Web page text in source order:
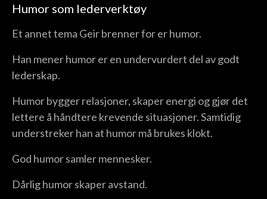
Humor som lederverktøy
Et annet tema Geir brenner for er humor.
Han mener humor er en undervurdert del av godt
lederskap.
Humor bygger relasjoner, skaper energi og gjør det
lettere å håndtere krevende situasjoner. Samtidig
understreker han at humor må brukes klokt.
God humor samler mennesker.
Dårlig humor skaper avstand.